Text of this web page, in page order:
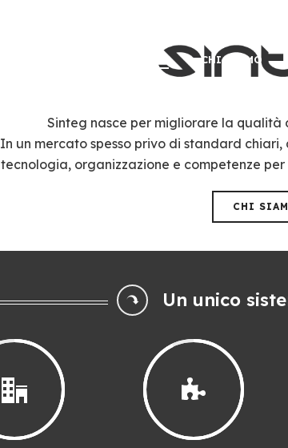
HOME CHI SIAMO
Sinteg nasce per migliorare la qualità
In un mercato spesso privo di standard
tecnologia, organizzazione e competenze
CHI
Un unico